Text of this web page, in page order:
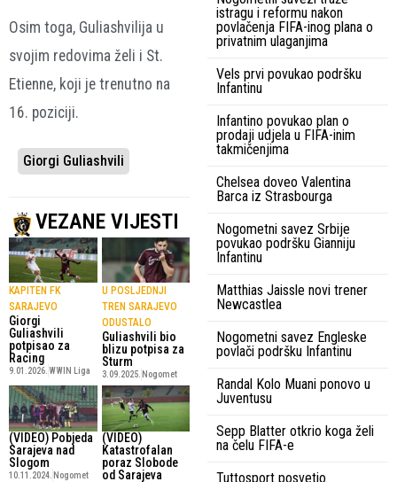
Osim toga, Guliashvilija u
svojim redovima želi i St.
Etienne, koji je trenutno na
16. poziciji.
Giorgi Guliashvili
VEZANE VIJESTI
KAPITEN FK
SARAJEVO
Giorgi
Guliashvili
potpisao za
Racing
9.01.2026. WWIN Liga
U POSLJEDNJI
TREN SARAJEVO
ODUSTALO
Guliashvili bio
blizu potpisa za
Sturm
3.09.2025. Nogomet
(VIDEO) Pobjeda
Sarajeva nad
Slogom
10.11.2024. Nogomet
(VIDEO)
Katastrofalan
poraz Slobode
od Sarajeva
istragu i reformu nakon
povlačenja FIFA-inog plana o
privatnim ulaganjima
Vels prvi povukao podršku
Infantinu
Infantino povukao plan o
prodaji udjela u FIFA-inim
takmičenjima
Chelsea doveo Valentina
Barca iz Strasbourga
Nogometni savez Srbije
povukao podršku Gianniju
Infantinu
Matthias Jaissle novi trener
Newcastlea
Nogometni savez Engleske
povlači podršku Infantinu
Randal Kolo Muani ponovo u
Juventusu
Sepp Blatter otkrio koga želi
na čelu FIFA-e
Tuttosport posvetio